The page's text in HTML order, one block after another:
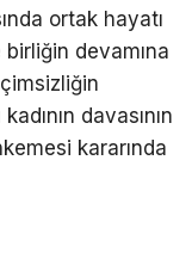
ortak hayatı
devamına
davasının
kararında